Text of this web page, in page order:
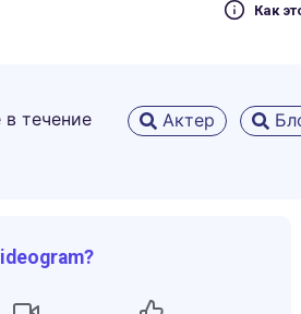
Как
течение
Актер